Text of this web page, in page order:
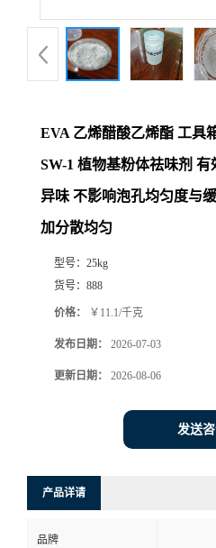
EVA 乙烯醋酸乙烯酯 工具
SW-1 植物基粉体祛味剂
异味 不影响泡孔均匀度与
加分散均匀
型号： 25kg
货号： 888
价格： ￥11.1/千克
发布日期： 2026-07-03
更新日期： 2026-08-06
发送
产品详请
品牌